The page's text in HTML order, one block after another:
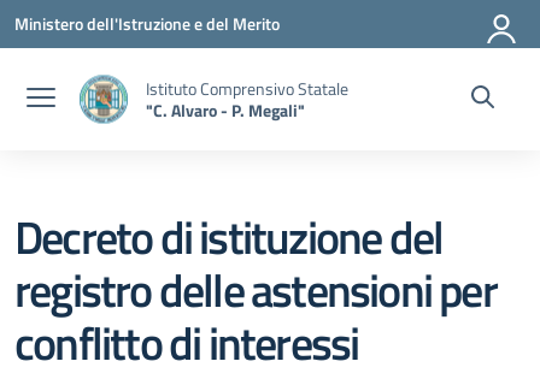
Vai ai contenuti
Vai al menu di navigazione
Vai al footer
Ministero dell'Istruzione e del Merito
Istituto Comprensivo Statale
"C. Alvaro - P. Megali"
Decreto di istituzione del
registro delle astensioni per
conflitto di interessi